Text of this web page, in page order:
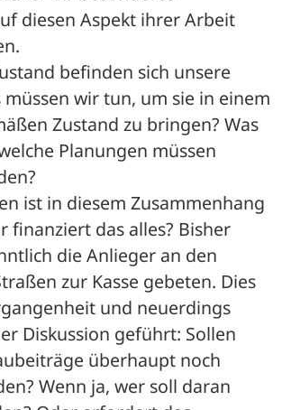
diesen Aspekt ihrer Arbeit
befinden sich unsere
müssen wir tun, um sie in einem
Zustand zu bringen? Was
Planungen müssen
ist in diesem Zusammenhang
finanziert das alles? Bisher
die Anlieger an den
zur Kasse gebeten. Dies
und neuerdings
Diskussion geführt: Sollen
überhaupt noch
Wenn ja, wer soll daran